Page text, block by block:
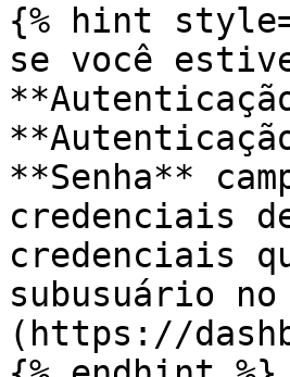
{% hint
se você
**Senha**
credenciais
credenciais
subusuário
(https://